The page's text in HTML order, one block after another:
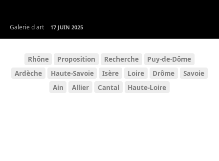
Galerie d art 17 JUIN 2025
Rhône Proposition Recherche
Puy-de-Dôme
Ardèche
Haute-Savoie Isère Loire Drôme
Savoie
Ain
Allier Cantal Haute-Loire